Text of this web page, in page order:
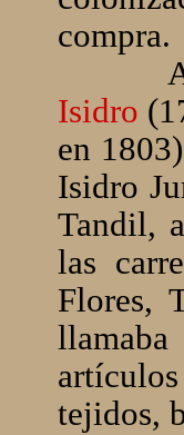
compra.
Así
Isidro
en
Isidro
Tandil,
las
Flores,
tejidos,